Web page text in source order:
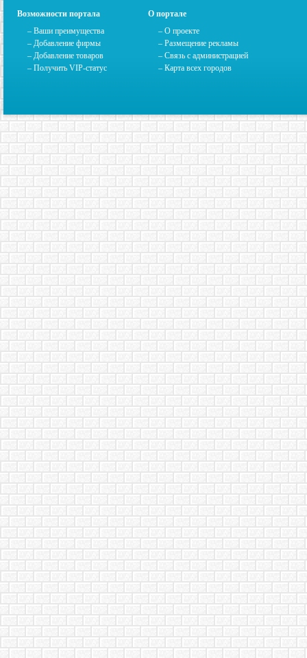
Возможности портала
– Ваши преимущества
– Добавление фирмы
– Добавление товаров
– Получить VIP-статус
О портале
– О проекте
– Размещение рекламы
– Связь с администрацией
– Карта всех городов